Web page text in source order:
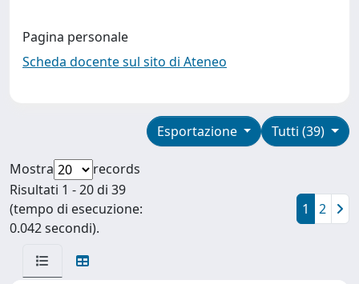
Pagina personale
Scheda docente sul sito di Ateneo
Tutti (39)
Esportazione
Mostra
records
Risultati 1 - 20 di 39
(tempo di esecuzione:
0.042 secondi).
1 2